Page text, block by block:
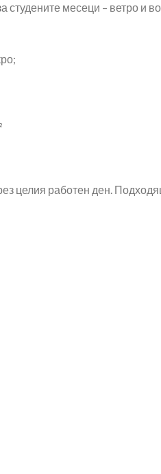
студените месеци – ветро и
целия работен ден.